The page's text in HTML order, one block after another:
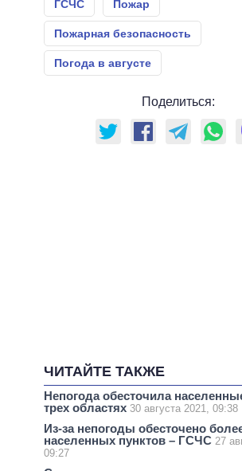
ГСЧС Пожар
Пожарная безопасность
Погода в августе
Поделиться:
ЧИТАЙТЕ ТАКЖЕ
Непогода обесточила
трех областях 30 августа 2021, 09:38
Из-за непогоды обесточено
населенных пунктов – ГСЧС 27
09:27